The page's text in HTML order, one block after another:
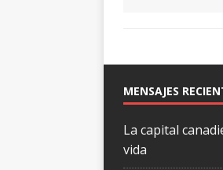
MENSAJES
La capital
vida